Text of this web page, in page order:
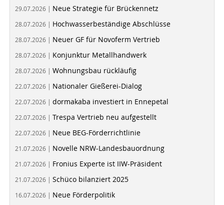
29.07.2026 | Neue Strategie für Brückennetz
28.07.2026 | Hochwasserbeständige Abschlüsse
28.07.2026 | Neuer GF für Novoferm Vertrieb
28.07.2026 | Konjunktur Metallhandwerk
28.07.2026 | Wohnungsbau rückläufig
22.07.2026 | Nationaler Gießerei-Dialog
22.07.2026 | dormakaba investiert in Ennepetal
22.07.2026 | Trespa Vertrieb neu aufgestellt
22.07.2026 | Neue BEG-Förderrichtlinie
21.07.2026 | Novelle NRW-Landesbauordnung
21.07.2026 | Fronius Experte ist IIW-Präsident
21.07.2026 | Schüco bilanziert 2025
16.07.2026 | Neue Förderpolitik